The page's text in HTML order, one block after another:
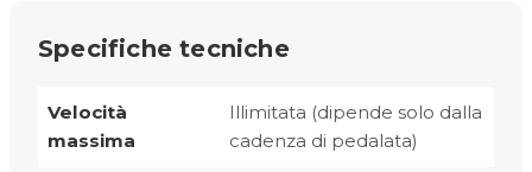
Specifiche tecniche
Velocità
massima
Illimitata (dipende solo dalla
cadenza di pedalata)